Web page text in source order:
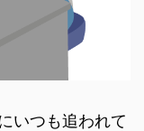
いつも追われて